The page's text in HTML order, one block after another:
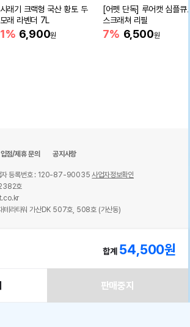
래기 크랙형 국산 황토 두
래 라벤더 7L
6,900원
[어펫 단독] 루어캣 심플큐브
스크래쳐 리필
7% 6,500원
합계 54,500원
판매중지
입점/제휴 문의 공지사항
자 등록번호 : 120-87-90035사업자정보확인
호
테라타워 가산DK 507호, 508호 (가산동)